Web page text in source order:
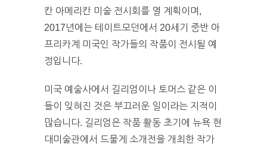
칸 아메리칸 미술 전시회를 열 계획이며,
2017년에는 테이트모던에서 20세기 중반 아
프리카계 미국인 작가들의 작품이 전시될 예
정입니다.
미국 예술사에서 길리엄이나 토머스 같은 이
들이 잊혀진 것은 부끄러운 일이라는 지적이
많습니다. 길리엄은 작품 활동 초기에 뉴욕 현
대미술관에서 드물게 소개전을 개최한 작가